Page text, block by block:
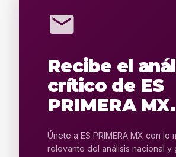
mail
Recibe el
crítico de ES
PRIMERA MX.
Únete a ES PRIMERA MX con lo
relevante del análisis nacional y